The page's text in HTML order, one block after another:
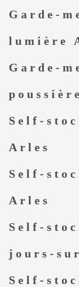
Garde-
lumière
Garde-
Self-
Arles
Self-
Arles
Self-
jours-
Self-